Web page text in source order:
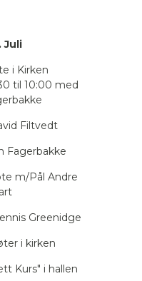
Juli
i Kirken
til 10:00 med
Filtvedt
Fagerbakke
m/Pål Andre
Greenidge
i kirken
Kurs" i hallen